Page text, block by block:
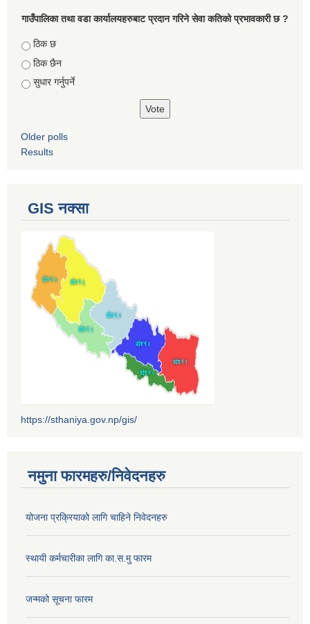
गाउँपालिका तथा वडा कार्यालयहरुबाट प्रदान गरिने सेवा कतिको प्रभावकारी छ ?
Choices
ठिक छ
ठिक छैन
सुधार गर्नुपर्ने
Older polls
Results
GIS नक्सा
https://sthaniya.gov.np/gis/
नमुना फारमहरु/निवेदनहरु
योजना प्रक्रियाको लागि चाहिने निवेदनहरु
स्थायी कर्मचारीका लागि का.स.मु फारम
जन्मको सूचना फारम